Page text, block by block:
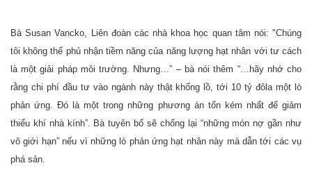
Bà Susan Vancko, Liên đoàn các nhà khoa học quan tâm nói: "Chúng
tôi không thể phủ nhận tiềm năng của năng lượng hạt nhân với tư cách
là một giải pháp môi trường. Nhưng…” – bà nói thêm “…hãy nhớ cho
rằng chi phí đầu tư vào ngành này thật khổng lồ, tới 10 tỷ đôla một lò
phản ứng. Đó là một trong những phương án tốn kém nhất để giảm
thiểu khí nhà kính”. Bà tuyên bố sẽ chống lại “những món nợ gần như
vô giới hạn” nếu vì những lò phản ứng hạt nhân này mà dẫn tới các vụ
phá sản.